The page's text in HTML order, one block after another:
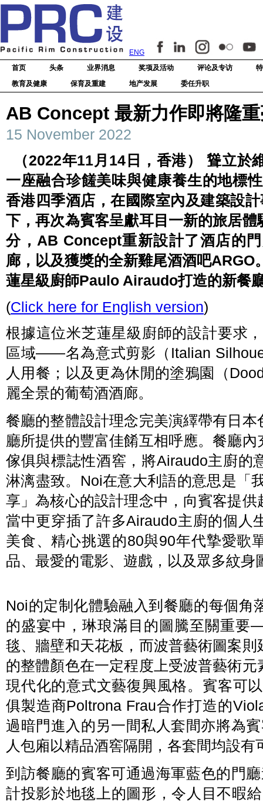
ENG
首页
头条 业界消息 奖项及活动 评论及专访
教育及健康
保育及重建 地产发展 委任升职
AB Concept 最新力作即將隆
15 November 2022
（2022年11月14日，香港） 聳立
一座融合珍饈美味與健康養生的地標
香港四季酒店，在國際室內及建築設
下，再次為賓客呈獻耳目一新的旅居
分，AB Concept重新設計了酒店的
廊，以及獲獎的全新雞尾酒酒吧
蓮星級廚師Paulo Airaudo打造的新餐
(Click here for English version)
根據這位米芝蓮星級廚師的設計要求
區域——名為意式剪影（Italian
人用餐；以及更為休閒的塗鴉園（
麗全景的葡萄酒酒廊。
餐廳的整體設計理念完美演繹帶有日
廳所提供的豐富佳餚互相呼應。餐廳
傢俱與標誌性酒窖，將Airaudo主廚的
淋漓盡致。Noi在意大利語的意思是「
享」為核心的設計理念中，向賓客提
當中更穿插了許多Airaudo主廚的個人
美食、精心挑選的80與90年代摯愛歌
品、最愛的電影、遊戲，以及眾多紋身
Noi的定制化體驗融入到餐廳的每個角
的盛宴中，琳琅滿目的圖騰至關重
毯、牆壁和天花板，而波普藝術圖案
的整體顏色在一定程度上受波普藝術
現代化的意式文藝復興風格。賓客可
俱製造商Poltrona Frau合作打造的
過暗門進入的另一間私人套間亦將為
人包廂以精品酒窖隔開，各套間均設有
到訪餐廳的賓客可通過海軍藍色的門
計投影於地毯上的圖形，令人目不暇